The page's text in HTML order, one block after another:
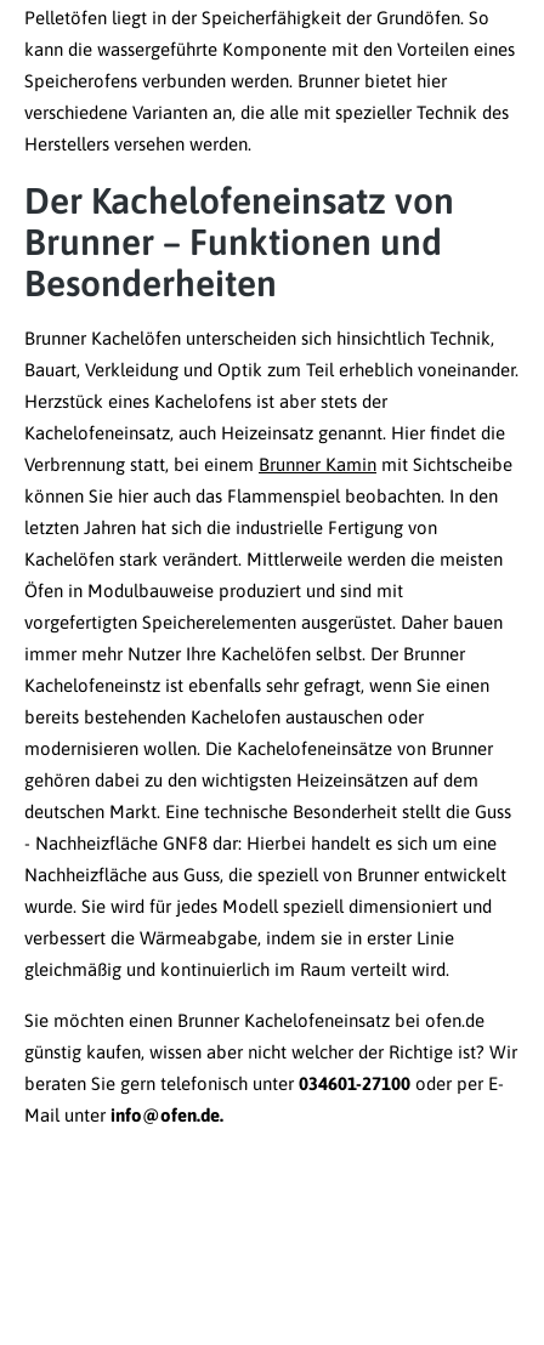
Pelletöfen liegt in der Speicherfähigkeit der Grundöfen. So
kann die wassergeführte Komponente mit den Vorteilen eines
Speicherofens verbunden werden. Brunner bietet hier
verschiedene Varianten an, die alle mit spezieller Technik des
Herstellers versehen werden.
Der Kachelofeneinsatz von
Brunner – Funktionen und
Besonderheiten
Brunner Kachelöfen unterscheiden sich hinsichtlich Technik,
Bauart, Verkleidung und Optik zum Teil erheblich voneinander.
Herzstück eines Kachelofens ist aber stets der
Kachelofeneinsatz, auch Heizeinsatz genannt. Hier findet die
Verbrennung statt, bei einem Brunner Kamin mit Sichtscheibe
können Sie hier auch das Flammenspiel beobachten. In den
letzten Jahren hat sich die industrielle Fertigung von
Kachelöfen stark verändert. Mittlerweile werden die meisten
Öfen in Modulbauweise produziert und sind mit
vorgefertigten Speicherelementen ausgerüstet. Daher bauen
immer mehr Nutzer Ihre Kachelöfen selbst. Der Brunner
Kachelofeneinstz ist ebenfalls sehr gefragt, wenn Sie einen
bereits bestehenden Kachelofen austauschen oder
modernisieren wollen. Die Kachelofeneinsätze von Brunner
gehören dabei zu den wichtigsten Heizeinsätzen auf dem
deutschen Markt. Eine technische Besonderheit stellt die Guss
- Nachheizfläche GNF8 dar: Hierbei handelt es sich um eine
Nachheizfläche aus Guss, die speziell von Brunner entwickelt
wurde. Sie wird für jedes Modell speziell dimensioniert und
verbessert die Wärmeabgabe, indem sie in erster Linie
gleichmäßig und kontinuierlich im Raum verteilt wird.
Sie möchten einen Brunner Kachelofeneinsatz bei ofen.de
günstig kaufen, wissen aber nicht welcher der Richtige ist? Wir
beraten Sie gern telefonisch unter 034601-27100 oder per E-
Mail unter info@ofen.de.